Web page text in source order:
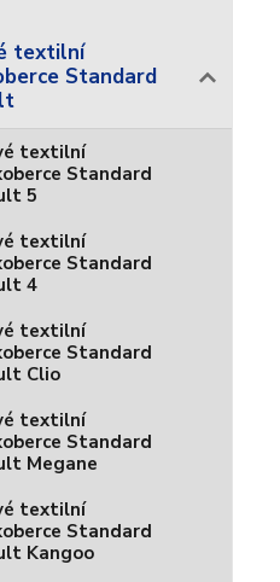
textilní
Standard
textilní
Standard
5
textilní
Standard
4
textilní
Standard
Clio
textilní
Standard
Megane
textilní
Standard
Kangoo